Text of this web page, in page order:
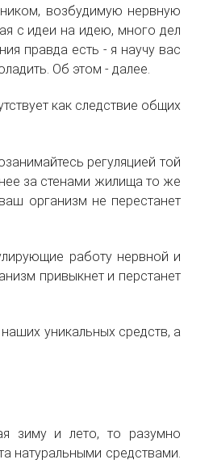
возбудимую нервную
с идеи на идею, много дел
правда есть - я научу вас
Об этом - далее.
как следствие общих
регуляцией той
за стенами жилища то же
организм не перестанет
работу нервной и
привыкнет и перстанет
уникальных средств, а
зиму и лето, то разумно
натуральными средствами.